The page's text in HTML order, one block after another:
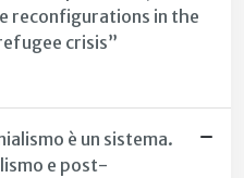
reconfigurations in the
crisis”
è un sistema.
e post-